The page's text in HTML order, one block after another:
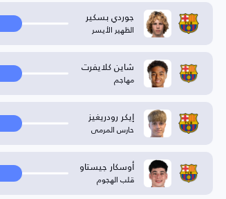
جوردي بسكير
الظهير الأيسر
شاين كلايفرت
مهاجم
إيكر رودريغيز
حارس المرمى
أوسكار جيستاو
قلب الهجوم